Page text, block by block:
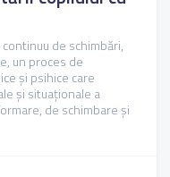
de schimbări,
un proces de
și psihice care
și situaționale a
de schimbare și